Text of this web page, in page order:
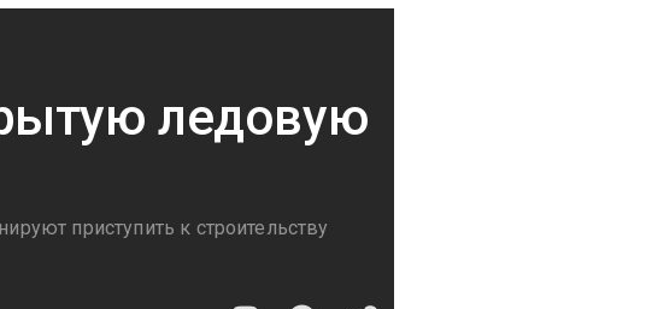
ледовую
приступить к строительству